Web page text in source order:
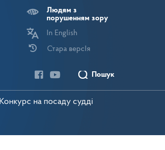
Людям з
порушенням зору
In English
Стара версІя
Пошук
Конкурс на посаду судді